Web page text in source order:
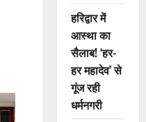
हरिद्वार में
आस्था का
सैलाब! ‘हर-
हर महादेव’ से
गूंज रही
धर्मनगरी